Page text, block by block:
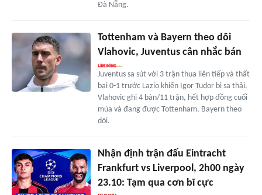
Đà Nẵng.
Tottenham và Bayern theo dõi
Vlahovic, Juventus cân nhắc bán
Juventus sa sút với 3 trận thua liên tiếp và thất
bại 0-1 trước Lazio khiến Igor Tudor bị sa thải.
Vlahovic ghi 4 bàn/11 trận, hết hợp đồng cuối
mùa và đang được Tottenham, Bayern theo
dõi.
Nhận định trận đấu Eintracht
Frankfurt vs Liverpool, 2h00 ngày
23.10: Tạm qua cơn bĩ cực